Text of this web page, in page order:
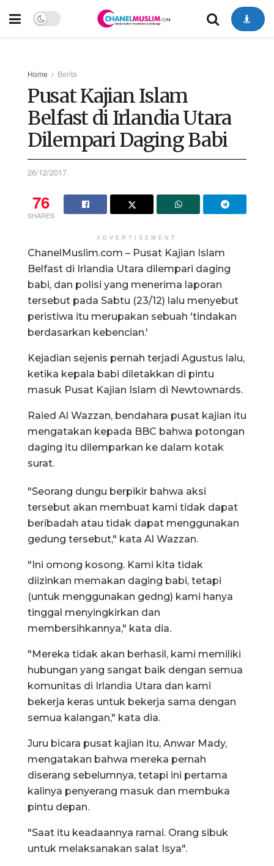
Home Berita
Pusat Kajian Islam
Belfast di Irlandia Utara
Dilempari Daging Babi
26/12/2017
76
SHARES
ADVERTISEMENT
ChanelMuslim.com – Pusat Kajian Islam
Belfast di Irlandia Utara dilempari daging
babi, dan polisi yang menerima laporan
tersebut pada Sabtu (23/12) lalu menyebut
peristiwa itu merupakan sebuah 'tindakan
berdasarkan kebencian.'
Kejadian sejenis pernah terjadi Agustus lalu,
ketika kepala babi diletakkan di pintu
masuk Pusat Kajian Islam di Newtownards.
Raied Al Wazzan, bendahara pusat kajian itu
mengatakan kepada BBC bahwa potongan
daging itu dilemparkan ke dalam kotak
surat.
"Seorang dungu berpikir bahwa aksi
tersebut akan membuat kami tidak dapat
beribadah atau tidak dapat menggunakan
gedung tersebut," kata Al Wazzan.
"Ini omong kosong. Kami kita tidak
diizinkan memakan daging babi, tetapi
(untuk menggunakan gedng) kami hanya
tinggal menyingkirkan dan
membersihkannya," kata dia.
"Mereka tidak akan berhasil, kami memiliki
hubungan yang sangat baik dengan semua
komunitas di Irlandia Utara dan kami
bekerja keras untuk bekerja sama dengan
semua kalangan," kata dia.
Juru bicara pusat kajian itu, Anwar Mady,
mengatakan bahwa mereka pernah
diserang sebelumnya, tetapi ini pertama
kalinya penyerang masuk dan membuka
pintu depan.
"Saat itu keadaannya ramai. Orang sibuk
untuk melaksanakan salat Isya".